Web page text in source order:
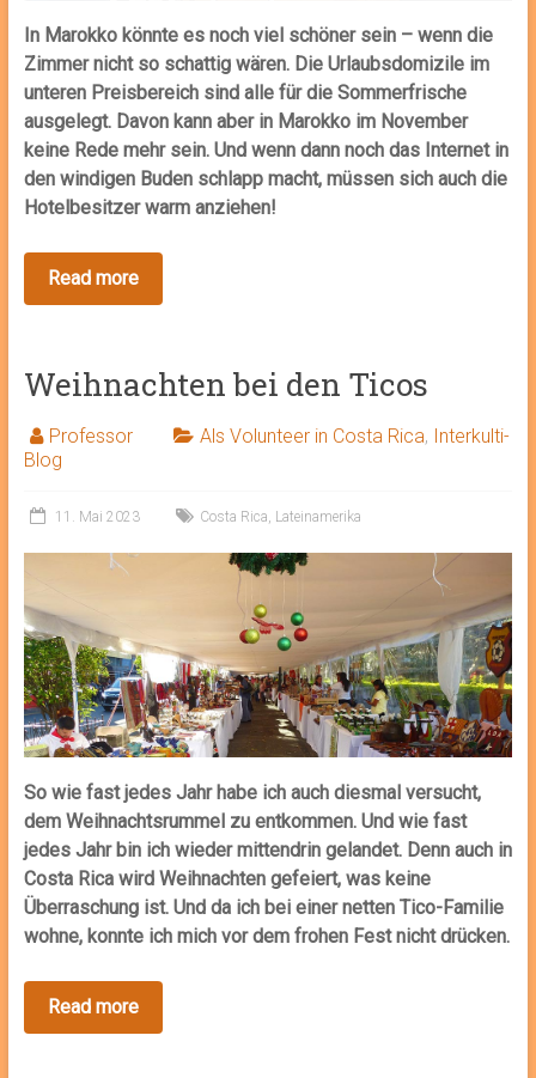
In Marokko könnte es noch viel schöner sein – wenn die
Zimmer nicht so schattig wären. Die Urlaubsdomizile im
unteren Preisbereich sind alle für die Sommerfrische
ausgelegt. Davon kann aber in Marokko im November
keine Rede mehr sein. Und wenn dann noch das Internet in
den windigen Buden schlapp macht, müssen sich auch die
Hotelbesitzer warm anziehen!
Weihnachten bei den Ticos
Professor Als Volunteer in Costa Rica, Interkulti-
Blog
11. Mai 2023 Costa Rica Lateinamerika
So wie fast jedes Jahr habe ich auch diesmal versucht,
dem Weihnachtsrummel zu entkommen. Und wie fast
jedes Jahr bin ich wieder mittendrin gelandet. Denn auch in
Costa Rica wird Weihnachten gefeiert, was keine
Überraschung ist. Und da ich bei einer netten Tico-Familie
wohne, konnte ich mich vor dem frohen Fest nicht drücken.